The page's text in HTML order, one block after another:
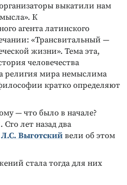
выкатили нам
К
агента латинского
«Трансвитальный —
жизни». Тема эта,
человечества
религия мира немыслима
кратко определяют
— что было в начале?
лет назад два
Л.С. Выготскийвели об этом
стала тогда для них